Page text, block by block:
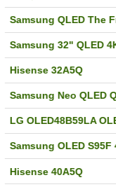
Samsung QLED The
Samsung 32" QLED
Hisense 32A5Q
Samsung Neo QLED
LG OLED48B59LA
Samsung OLED
Hisense 40A5Q